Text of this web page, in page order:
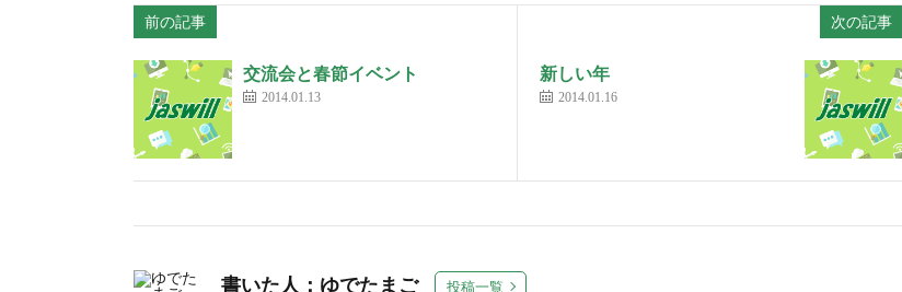
前の記事
交流会と春節イベント
2014.01.13
次の記事
新しい年
2014.01.16
書いた人：ゆでたまご 投稿一覧